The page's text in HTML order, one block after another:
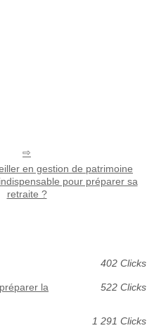
en gestion de patrimoine
pour préparer sa
retraite ?
402 Clicks
la
522 Clicks
1 291 Clicks